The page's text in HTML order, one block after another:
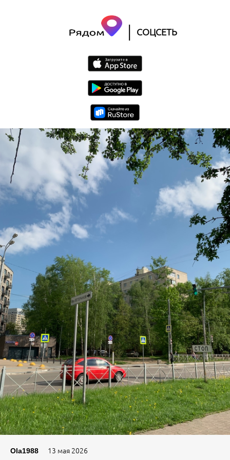
| СОЦСЕТЬ
Ola1988 13 мая 2026